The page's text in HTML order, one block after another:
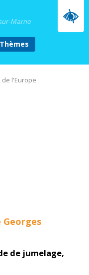
Marne
thèmes
de l'Europe
Georges
de jumelage,